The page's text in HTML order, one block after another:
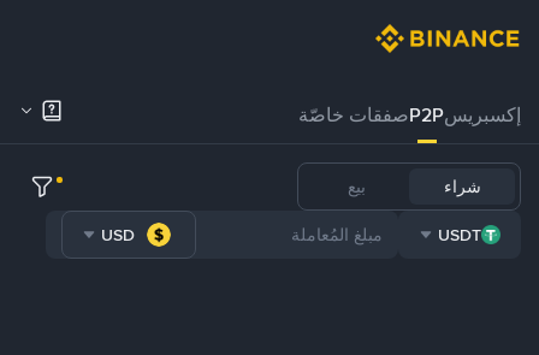
إكسبريسP2Pصفقات خاصّة
شراء بيع
USDT
USD